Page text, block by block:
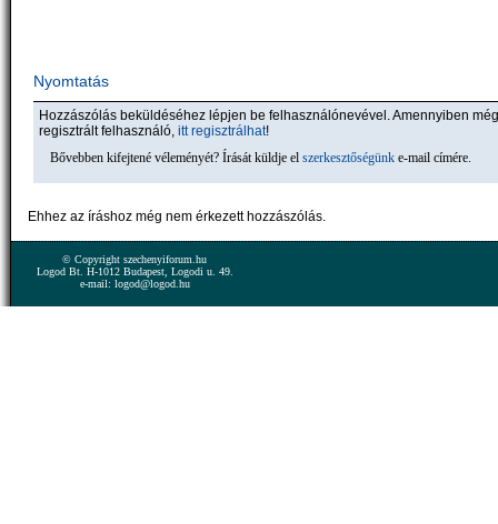
Nyomtatás
Hozzászólás beküldéséhez lépjen be felhasználónevével. Amennyiben
regisztrált felhasználó, itt regisztrálhat!
Bővebben kifejtené véleményét? Írását küldje el szerkesztőségünk e-mail címére.
Ehhez az íráshoz még nem érkezett hozzászólás.
© Copyright szechenyiforum.hu
Logod Bt. H-1012 Budapest, Logodi u. 49.
e-mail: logod@logod.hu